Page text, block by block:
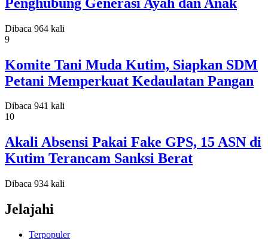
Dibaca 964 kali
9
Komite Tani Muda Kutim, Siapkan SDM
Petani Memperkuat Kedaulatan Pangan
Dibaca 941 kali
10
Akali Absensi Pakai Fake GPS, 15 ASN di
Kutim Terancam Sanksi Berat
Dibaca 934 kali
Jelajahi
Terpopuler